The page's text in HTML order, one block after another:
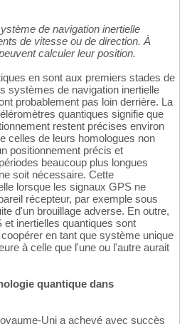
de navigation inertielle
de vitesse ou de direction. À
calculer leur position.
en sont aux premiers stades de
systèmes de navigation inertielle
probablement pas loin derrière. La
quantiques signifie que
restent précises environ
celles de leurs homologues non
positionnement précis et
beaucoup plus longues
soit nécessaire. Cette
lorsque les signaux GPS ne
récepteur, par exemple sous
d'un brouillage adverse. En outre,
inertielles quantiques sont
en tant que système unique
à celle que l'une ou l'autre aurait
quantique dans
Uni a achevé avec succès